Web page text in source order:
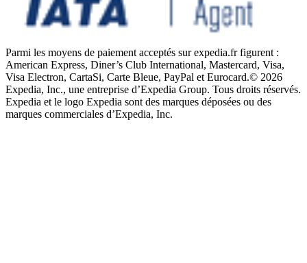
Parmi les moyens de paiement acceptés sur expedia.fr figurent :
American Express, Diner’s Club International, Mastercard, Visa,
Visa Electron, CartaSi, Carte Bleue, PayPal et Eurocard.© 2026
Expedia, Inc., une entreprise d’Expedia Group. Tous droits réservés.
Expedia et le logo Expedia sont des marques déposées ou des
marques commerciales d’Expedia, Inc.